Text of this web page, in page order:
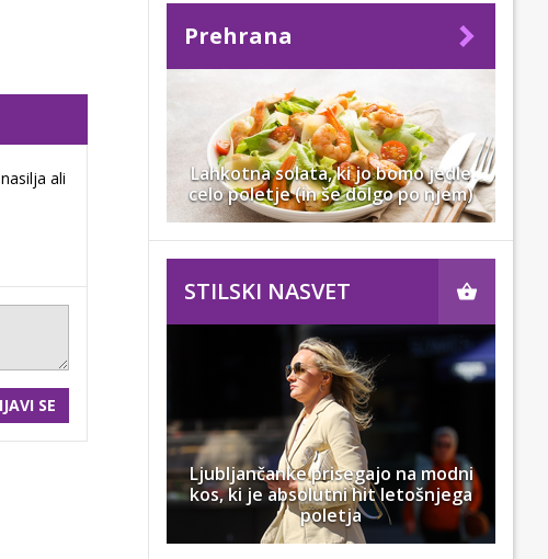
ali
SE
Prehrana
Lahkotna solata, ki jo bomo jedle
celo poletje (in še dolgo po njem)
STILSKI NASVET
Ljubljančanke prisegajo na modni
kos, ki je absolutni hit letošnjega
poletja